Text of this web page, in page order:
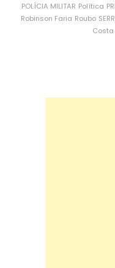
POLÍCIA MILITAR Política
Robinson Faria Roubo
Costa